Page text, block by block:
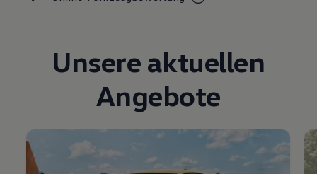
Elektromobilität
Volkswagen R
Pannen- und Unfallhilfe
Volkswagen Kundenbetreuung
Unsere aktuellen
Angebote